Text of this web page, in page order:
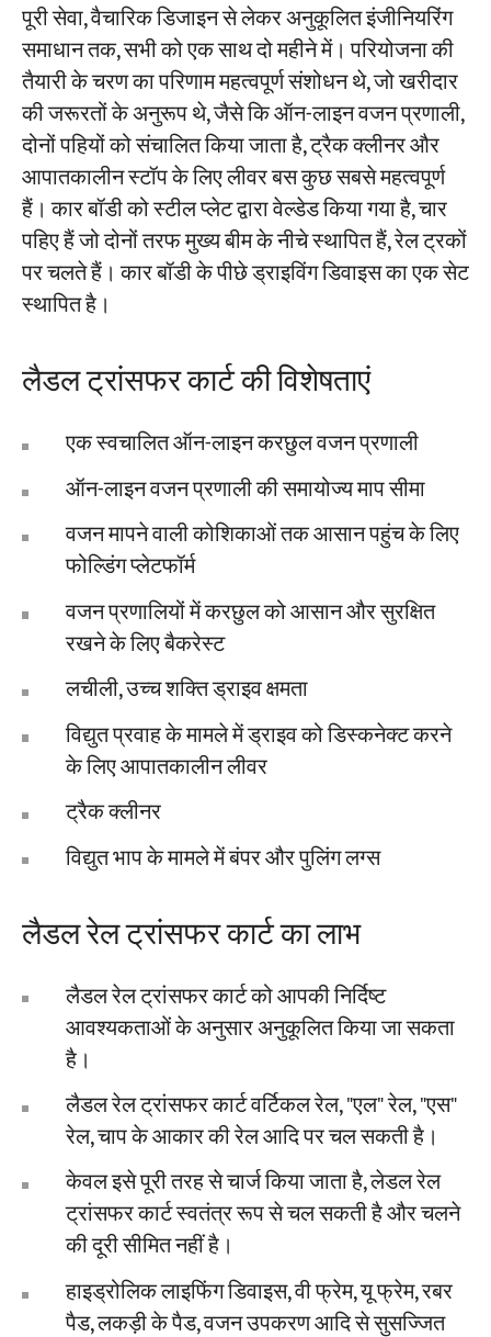
पूरी सेवा, वैचारिक डिजाइन से लेकर अनुकूलित इंजीनियरिंग
समाधान तक, सभी को एक साथ दो महीने में। परियोजना की
तैयारी के चरण का परिणाम महत्वपूर्ण संशोधन थे, जो खरीदार
की जरूरतों के अनुरूप थे, जैसे कि ऑन-लाइन वजन प्रणाली,
दोनों पहियों को संचालित किया जाता है, ट्रैक क्लीनर और
आपातकालीन स्टॉप के लिए लीवर बस कुछ सबसे महत्वपूर्ण
हैं। कार बॉडी को स्टील प्लेट द्वारा वेल्डेड किया गया है, चार
पहिए हैं जो दोनों तरफ मुख्य बीम के नीचे स्थापित हैं, रेल ट्रकों
पर चलते हैं। कार बॉडी के पीछे ड्राइविंग डिवाइस का एक सेट
स्थापित है।
लैडल ट्रांसफर कार्ट की विशेषताएं
एक स्वचालित ऑन-लाइन करछुल वजन प्रणाली
ऑन-लाइन वजन प्रणाली की समायोज्य माप सीमा
वजन मापने वाली कोशिकाओं तक आसान पहुंच के लिए
फोल्डिंग प्लेटफॉर्म
वजन प्रणालियों में करछुल को आसान और सुरक्षित
रखने के लिए बैकरेस्ट
लचीली, उच्च शक्ति ड्राइव क्षमता
विद्युत प्रवाह के मामले में ड्राइव को डिस्कनेक्ट करने
के लिए आपातकालीन लीवर
ट्रैक क्लीनर
विद्युत भाप के मामले में बंपर और पुलिंग लग्स
लैडल रेल ट्रांसफर कार्ट का लाभ
लैडल रेल ट्रांसफर कार्ट को आपकी निर्दिष्ट
आवश्यकताओं के अनुसार अनुकूलित किया जा सकता
है।
लैडल रेल ट्रांसफर कार्ट वर्टिकल रेल, "एल" रेल, "एस"
रेल, चाप के आकार की रेल आदि पर चल सकती है।
केवल इसे पूरी तरह से चार्ज किया जाता है, लेडल रेल
ट्रांसफर कार्ट स्वतंत्र रूप से चल सकती है और चलने
की दूरी सीमित नहीं है।
हाइड्रोलिक लाइफिंग डिवाइस, वी फ्रेम, यू फ्रेम, रबर
पैड, लकड़ी के पैड, वजन उपकरण आदि से सुसज्जित